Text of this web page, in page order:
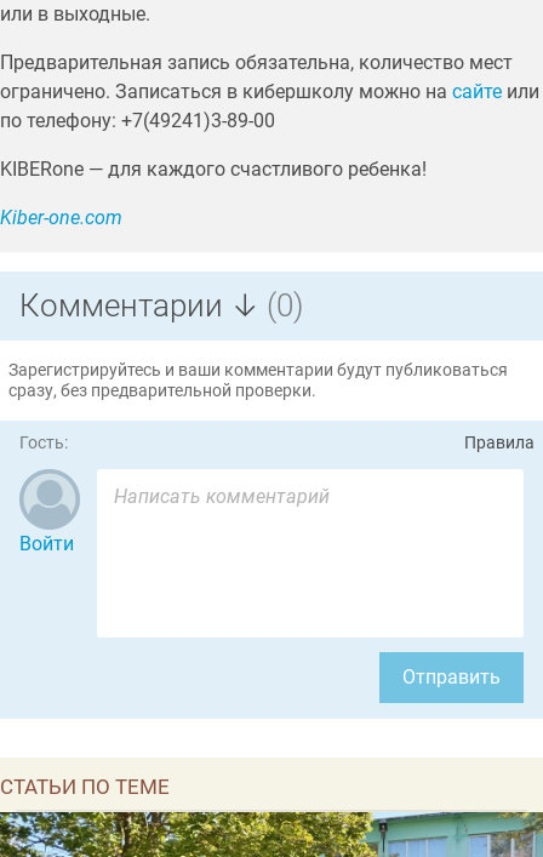
или в выходные.
Предварительная запись обязательна, количество мест
ограничено. Записаться в кибершколу можно на сайте или
по телефону: +7(49241)3-89-00
KIBERone — для каждого счастливого ребенка!
Kiber-one.com
Комментарии ↓ (0)
Зарегистрируйтесь и ваши комментарии будут публиковаться
сразу, без предварительной проверки.
Гость: Правила
Войти
Отправить
СТАТЬИ ПО ТЕМЕ